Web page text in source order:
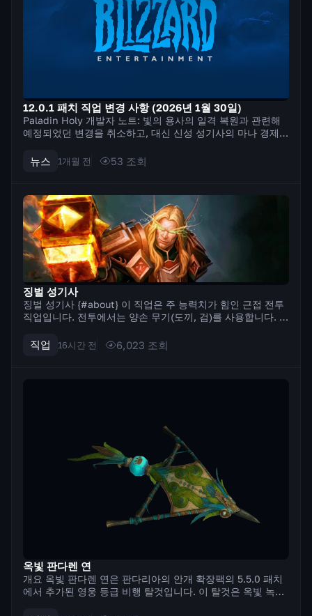
12.0.1 패치 직업 변경 사항 (2026년 1월 30일)
Paladin Holy 개발자 노트: 빛의 용사의 일격 복원과 관련해
예정되었던 변경을 취소하고, 대신 신성 성기사의 마나 경제와
제약을 완화하고 추가 주문 사용을 장려하여 비슷한 결과를 얻
는 것입니다. 즉,...
뉴스 1개월 전 53 조회
징벌 성기사
징벌 성기사 {#about} 이 직업은 주 능력치가 힘인 근접 전투
직업입니다. 전투에서는 양손 무기(도끼, 검)를 사용합니다. 이
커니즘입니다. 일부 기술은 신성한 힘을 축적하고, 다른 기술
은 이를 소비하여 ...
직업 16시간 전 6,023 조회
옥빛 판다렌 연
개요 옥빛 판다렌 연은 판다리아의 안개 확장팩의 5.5.0 패치
에서 추가된 영웅 등급 비행 탈것입니다. 이 탈것은 옥빛 녹색